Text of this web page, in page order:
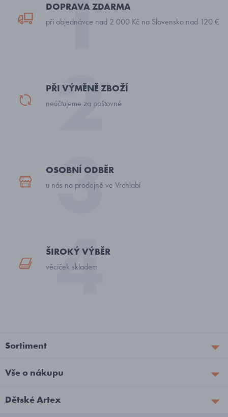
DOPRAVA ZDARMA
při objednávce nad 2 000 Kč na Slovensko nad 120 €
PŘI VÝMĚNĚ ZBOŽÍ
neúčtujeme za poštovné
OSOBNÍ ODBĚR
u nás na prodejně ve Vrchlabí
ŠIROKÝ VÝBĚR
věciček skladem
Sortiment
Vše o nákupu
Dětské Artex